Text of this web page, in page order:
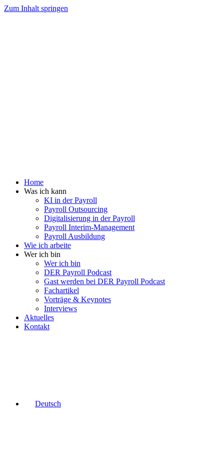
Zum Inhalt springen
Home
Was ich kann
KI in der Payroll
Payroll Outsourcing
Digitalisierung in der Payroll
Payroll Interim-Management
Payroll Ausbildung
Wie ich arbeite
Wer ich bin
Wer ich bin
DER Payroll Podcast
Gast werden bei DER Payroll Podcast
Fachartikel
Vorträge & Keynotes
Interviews
Aktuelles
Kontakt
Deutsch